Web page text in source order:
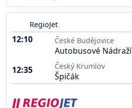
RegioJet
12:10 České Budějovice
Autobusové Nádraží
12:35
Český Krumlov
Špičák